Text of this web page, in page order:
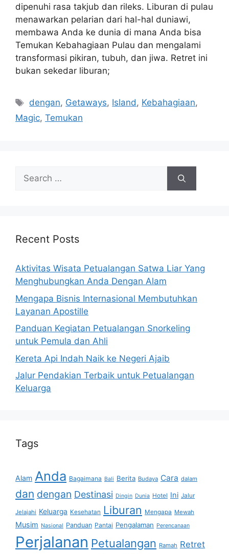
dipenuhi rasa takjub dan rileks. Liburan di pulau
menawarkan pelarian dari hal-hal duniawi,
membawa Anda ke dunia di mana Anda bisa
Temukan Kebahagiaan Pulau dan mengalami
transformasi pikiran, tubuh, dan jiwa. Retret ini
bukan sekedar liburan;
Tags
dengan, Getaways, Island, Kebahagiaan,
Magic, Temukan
Search
for:
Recent Posts
Aktivitas Wisata Petualangan Satwa Liar Yang
Menghubungkan Anda Dengan Alam
Mengapa Bisnis Internasional Membutuhkan
Layanan Apostille
Panduan Kegiatan Petualangan Snorkeling
untuk Pemula dan Ahli
Kereta Api Indah Naik ke Negeri Ajaib
Jalur Pendakian Terbaik untuk Petualangan
Keluarga
Tags
Alam Anda Bagaimana Bali Berita Budaya Cara dalam
dan dengan Destinasi Dingin Dunia Hotel Ini Jalur
Jelajahi Keluarga Kesehatan Liburan Mengapa Mewah
Musim Nasional Panduan Pantai Pengalaman Perencanaan
Perjalanan Petualangan Ramah Retret